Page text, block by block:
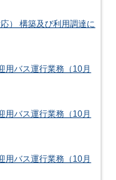
） 構築及び利用調達に
用バス運行業務（10月
用バス運行業務（10月
用バス運行業務（10月